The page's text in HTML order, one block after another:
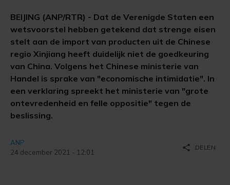
BEIJING (ANP/RTR) - Dat de Verenigde Staten een
wetsvoorstel hebben getekend dat strenge eisen
stelt aan de import van producten uit de Chinese
regio Xinjiang heeft duidelijk niet de goedkeuring
van China. Volgens het Chinese ministerie van
Handel is sprake van "economische intimidatie". In
een verklaring spreekt het ministerie van "grote
ontevredenheid en felle oppositie" tegen de
beslissing.
ANP
24 december 2021 - 12:01
share DELEN